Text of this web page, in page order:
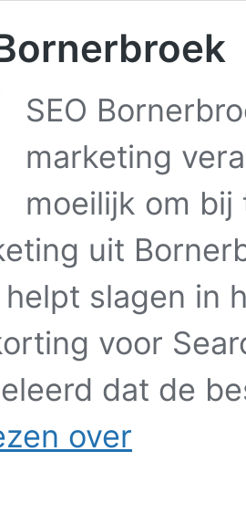
SEO
marketing
moeilijk om bij
uit
slagen in
voor
dat de
over